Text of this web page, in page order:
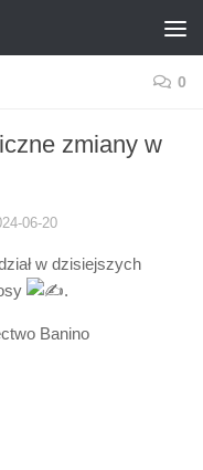
0
zmiany w
06-20
w dzisiejszych
.
Banino